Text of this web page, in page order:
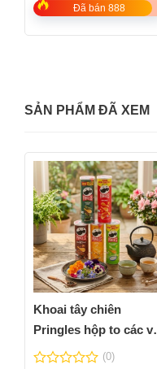
5
Đã bán 888
SẢN PHẨM ĐÃ XEM
Khoai tây chiên
Pringles hộp to các vị
thơm ngon
(0)